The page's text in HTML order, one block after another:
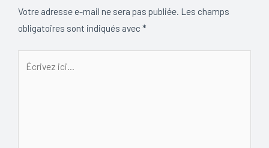
Votre adresse e-mail ne sera pas publiée. Les champs
obligatoires sont indiqués avec *